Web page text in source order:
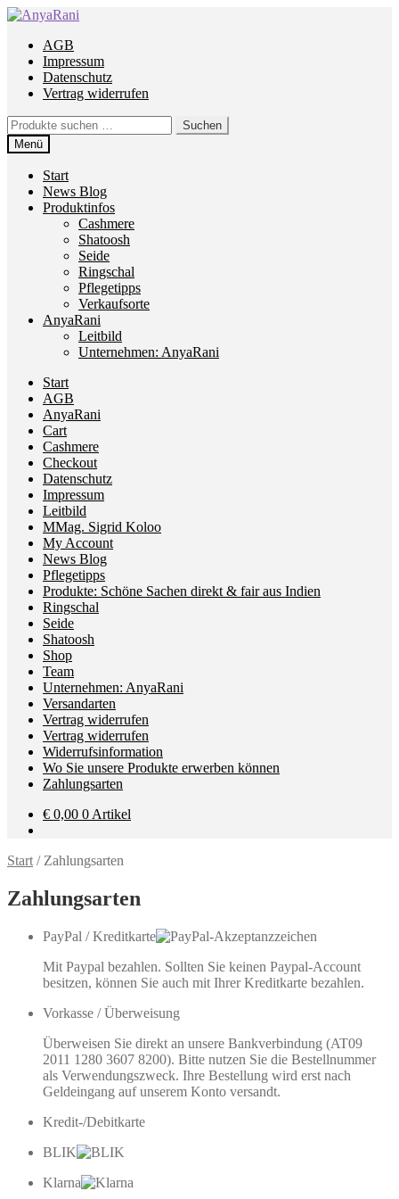
Zur
springen
Zum
springenAGB
Impressum
Datenschutz
Vertrag widerrufen
Suchen
nach:
Suchen
Menü
Start
News Blog
Produktinfos
Cashmere
Shatoosh
Seide
Ringschal
Pflegetipps
Verkaufsorte
AnyaRani
Leitbild
Unternehmen: AnyaRani
Start
AGB
AnyaRani
Cart
Cashmere
Checkout
Datenschutz
Impressum
Leitbild
MMag. Sigrid Koloo
My Account
News Blog
Pflegetipps
Produkte: Schöne Sachen direkt & fair aus Indien
Ringschal
Seide
Shatoosh
Shop
Team
Unternehmen: AnyaRani
Versandarten
Vertrag widerrufen
Vertrag widerrufen
Widerrufsinformation
Wo Sie unsere Produkte erwerben können
Zahlungsarten
€ 0,00 0 Artikel
Start / Zahlungsarten
Zahlungsarten
PayPal / Kreditkarte
Mit Paypal bezahlen. Sollten Sie keinen Paypal-Account
besitzen, können Sie auch mit Ihrer Kreditkarte bezahlen.
Vorkasse / Überweisung
Überweisen Sie direkt an unsere Bankverbindung (AT09
2011 1280 3607 8200). Bitte nutzen Sie die Bestellnummer
als Verwendungszweck. Ihre Bestellung wird erst nach
Geldeingang auf unserem Konto versandt.
Kredit-/Debitkarte
BLIK
Klarna